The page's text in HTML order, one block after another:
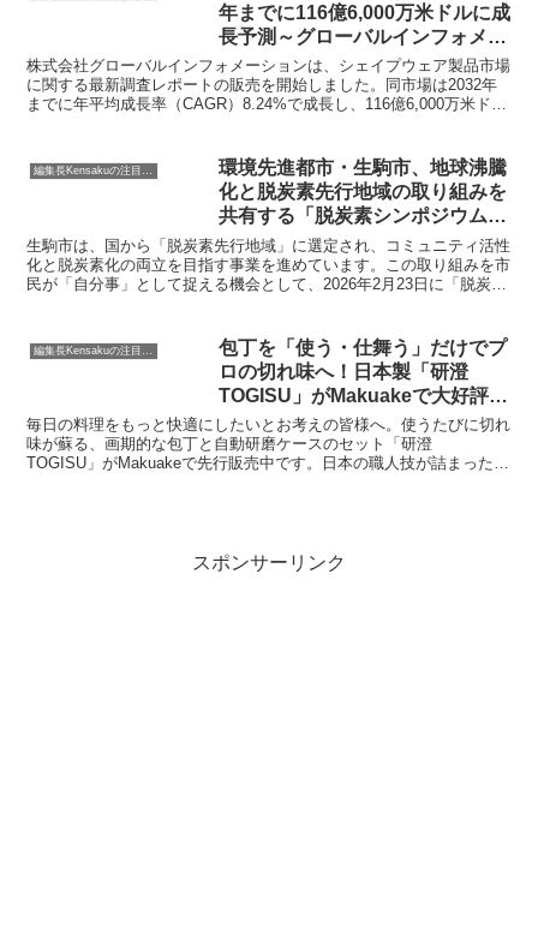
年までに116億6,000万米ドルに成
長予測～グローバルインフォメー
ションが最新市場調査レポートを
発表～
株式会社グローバルインフォメーションは、シェイプウェア製品市場
に関する最新調査レポートの販売を開始しました。同市場は2032年
までに年平均成長率（CAGR）8.24%で成長し、116億6,000万米ドル
編集長Kensakuの注目ネタ
環境先進都市・生駒市、地球沸騰
化と脱炭素先行地域の取り組みを
共有する「脱炭素シンポジウム」
を開催
生駒市は、国から「脱炭素先行地域」に選定され、コミュニティ活性
化と脱炭素化の両立を目指す事業を進めています。この取り組みを市
民が「自分事」として捉える機会として、2026年2月23日に「脱炭素
包丁を「使う・仕舞う」だけでプ
ロの切れ味へ！日本製「研澄
TOGISU」がMakuakeで大好評先
行販売中
毎日の料理をもっと快適にしたいとお考えの皆様へ。使うたびに切れ
味が蘇る、画期的な包丁と自動研磨ケースのセット「研澄
TOGISU」がMakuakeで先行販売中です。日本の職人技が詰まったこ
スポンサーリンク